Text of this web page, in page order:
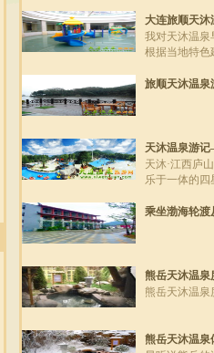
票，这边门口
温泉有两个楼
大连旅顺天沐
我对天沐温泉
根据当地特色
多小时的车程
旅顺天沐温泉
天沐温泉游
天沐·江西庐
乐于一体的
乘坐渤海轮渡
熊岳天沐温泉
熊岳天沐温泉
熊岳天沐温泉